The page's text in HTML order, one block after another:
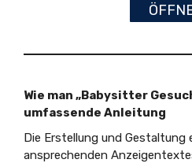
Wie man „Babysitter
umfassende Anleitung
Die Erstellung und Gestaltung
ansprechenden